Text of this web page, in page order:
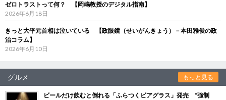
ゼロトラストって何？ 【岡嶋教授のデジタル指南】
2026年6月18日
きっと大平元首相は泣いている 【政眼鏡（せいがんきょう）－本田雅俊の政
治コラム】
2026年6月10日
グルメ もっと見る
ビールだけ飲むと倒れる「ふらつくビアグラス」発売 “強制